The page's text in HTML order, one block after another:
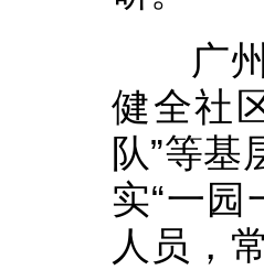
广州
健全社
队”等
实“一
人员，